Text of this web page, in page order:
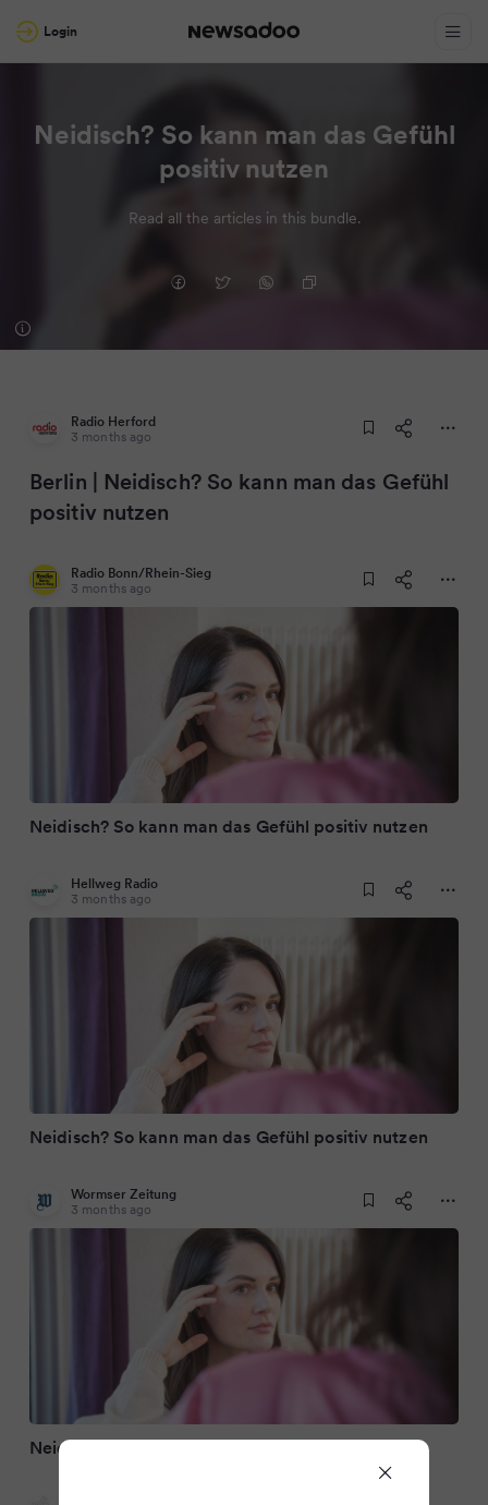
Login
Neidisch? So kann man das Gefühl
positiv nutzen
Read all the articles in this bundle.
Radio Herford
3 months ago
Berlin | Neidisch? So kann man das Gefühl
positiv nutzen
Radio Bonn/Rhein-Sieg
3 months ago
Neidisch? So kann man das Gefühl positiv nutzen
Hellweg Radio
3 months ago
Neidisch? So kann man das Gefühl positiv nutzen
Wormser Zeitung
3 months ago
Neidisch? So kann man das Gefühl positiv nutzen